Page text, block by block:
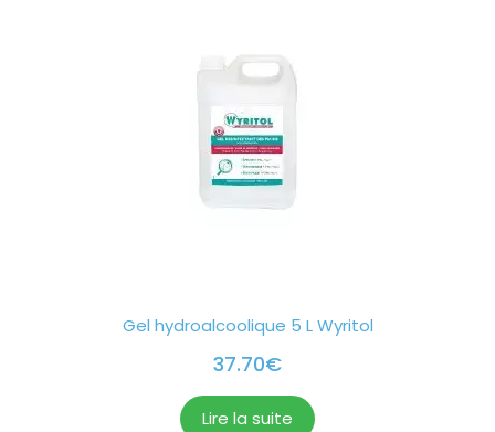
Gel hydroalcoolique 5 L Wyritol
37.70€
Lire la suite